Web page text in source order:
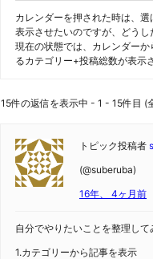
カレンダーを押された時は、
表示させたいのですが、どうし
現在の状態では、カレンダー
るカテゴリー+投稿総数が表示
15件の返信を表示中 - 1 - 15件目 (
トピック投稿者
(@suberuba)
16年、 4ヶ月前
自分でやりたいことを整理して
1.カテゴリーから記事を表示